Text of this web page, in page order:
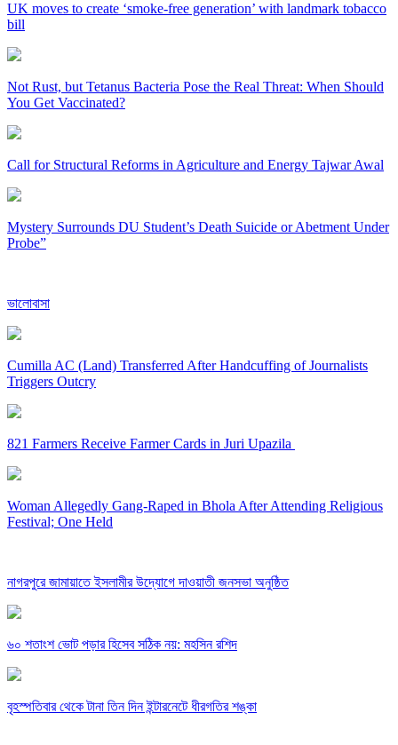
UK moves to create ‘smoke-free generation’ with landmark tobacco
bill
Not Rust, but Tetanus Bacteria Pose the Real Threat: When Should
You Get Vaccinated?
Call for Structural Reforms in Agriculture and Energy Tajwar Awal
Mystery Surrounds DU Student’s Death Suicide or Abetment Under
Probe”
ভালোবাসা
Cumilla AC (Land) Transferred After Handcuffing of Journalists
Triggers Outcry
821 Farmers Receive Farmer Cards in Juri Upazila
Woman Allegedly Gang-Raped in Bhola After Attending Religious
Festival; One Held
নাগরপুরে জামায়াতে ইসলামীর উদ্যোগে দাওয়াতী জনসভা অনুষ্ঠিত
৬০ শতাংশ ভোট পড়ার হিসেব সঠিক নয়: মহসিন রশিদ
বৃহস্পতিবার থেকে টানা তিন দিন ইন্টারনেটে ধীরগতির শঙ্কা